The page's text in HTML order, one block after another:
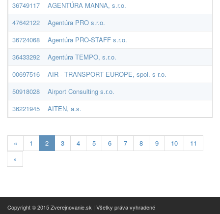
36749117
AGENTÚRA MANNA, s.r.o.
47642122
Agentúra PRO s.r.o.
36724068
Agentúra PRO-STAFF s.r.o.
36433292
Agentúra TEMPO, s.r.o.
00697516
AIR - TRANSPORT EUROPE, spol. s r.o.
50918028
Airport Consulting s.r.o.
36221945
AITEN, a.s.
« 1 2Aktualna-
stranka
3 4 5 6 7 8 9 10
11
»
Copyright © 2015 Zverejnovanie.sk | Všetky práva vyhradené